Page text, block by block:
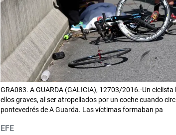
GRA083. A GUARDA (GALICIA), 12703/2016.-Un
ellos graves, al ser atropellados por un coche cuando
pontevedrés de A Guarda. Las víctimas formaban pa
EFE